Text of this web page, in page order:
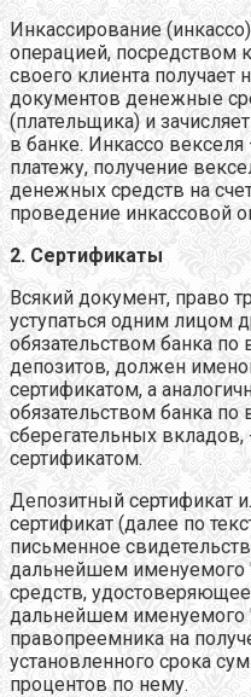
Инкассирование
операцией, посредством
своего клиента получает
документов денежные
(плательщика) и
в банке. Инкассо
платежу, получение
денежных средств на
проведение инкассовой
2. Сертификаты
Всякий документ, право
уступаться одним лицом
обязательством банка
депозитов, должен
сертификатом, а
обязательством банка
сберегательных
сертификатом.
Депозитный сертификат
сертификат (далее по
письменное
дальнейшем именуемого
средств,
дальнейшем именуемого
правопреемника на
установленного срока
процентов по нему.